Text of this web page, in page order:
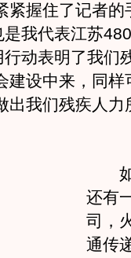
紧握住了记者的
我代表江苏
动表明了我们
建设中来，同样
出我们残疾人力
如
还有
司，
通传